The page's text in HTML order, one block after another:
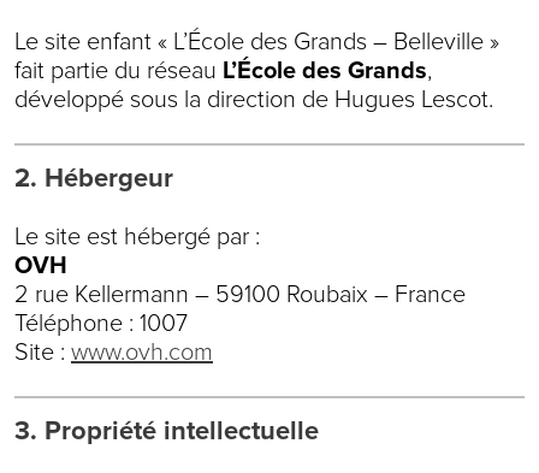
Le site enfant « L’École des Grands – Belleville »
fait partie du réseau L’École des Grands,
développé sous la direction de Hugues Lescot.
2. Hébergeur
Le site est hébergé par :
OVH
2 rue Kellermann – 59100 Roubaix – France
Téléphone : 1007
Site : www.ovh.com
3. Propriété intellectuelle